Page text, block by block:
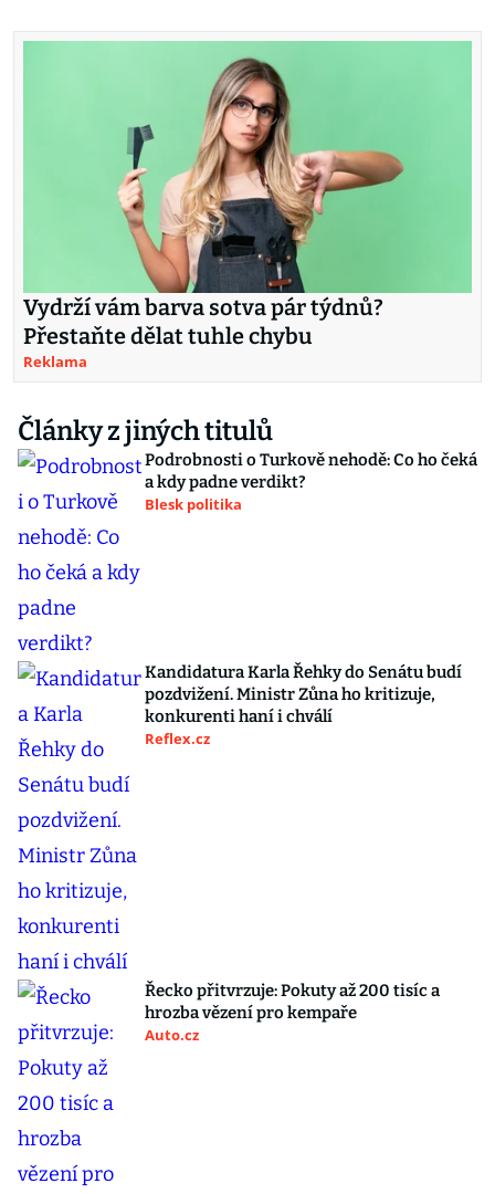
Vydrží vám barva sotva pár týdnů?
Přestaňte dělat tuhle chybu
Reklama
Články z jiných titulů
Podrobnosti o Turkově nehodě: Co ho čeká
a kdy padne verdikt?
Blesk politika
Kandidatura Karla Řehky do Senátu budí
pozdvižení. Ministr Zůna ho kritizuje,
konkurenti haní i chválí
Reflex.cz
Řecko přitvrzuje: Pokuty až 200 tisíc a
hrozba vězení pro kempaře
Auto.cz